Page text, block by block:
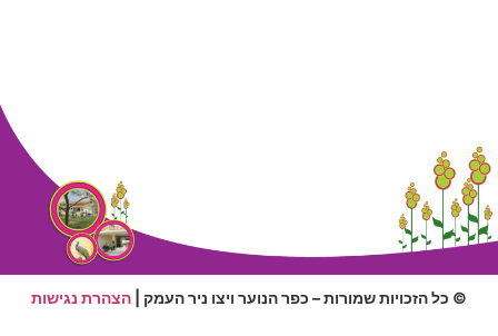
© כל הזכויות שמורות – כפר הנוער ויצו ניר העמק | הצהרת נגישות